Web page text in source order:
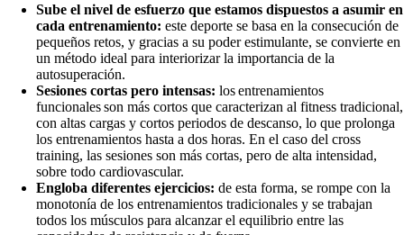
Sube el nivel de esfuerzo que estamos dispuestos a asumir en
cada entrenamiento: este deporte se basa en la consecución de
pequeños retos, y gracias a su poder estimulante, se convierte en
un método ideal para interiorizar la importancia de la
autosuperación.
Sesiones cortas pero intensas: los entrenamientos
funcionales son más cortos que caracterizan al fitness tradicional,
con altas cargas y cortos periodos de descanso, lo que prolonga
los entrenamientos hasta a dos horas. En el caso del cross
training, las sesiones son más cortas, pero de alta intensidad,
sobre todo cardiovascular.
Engloba diferentes ejercicios: de esta forma, se rompe con la
monotonía de los entrenamientos tradicionales y se trabajan
todos los músculos para alcanzar el equilibrio entre las